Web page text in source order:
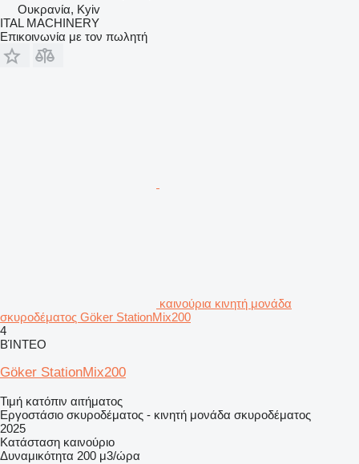
Ουκρανία, Kyiv
ITAL MACHINERY
Επικοινωνία με τον πωλητή
καινούρια κινητή μονάδα
σκυροδέματος Göker StationMix200
4
ΒΊΝΤΕΟ
Göker StationMix200
Τιμή κατόπιν αιτήματος
Εργοστάσιο σκυροδέματος - κινητή μονάδα σκυροδέματος
2025
Κατάσταση καινούριο
Δυναμικότητα 200 μ3/ώρα